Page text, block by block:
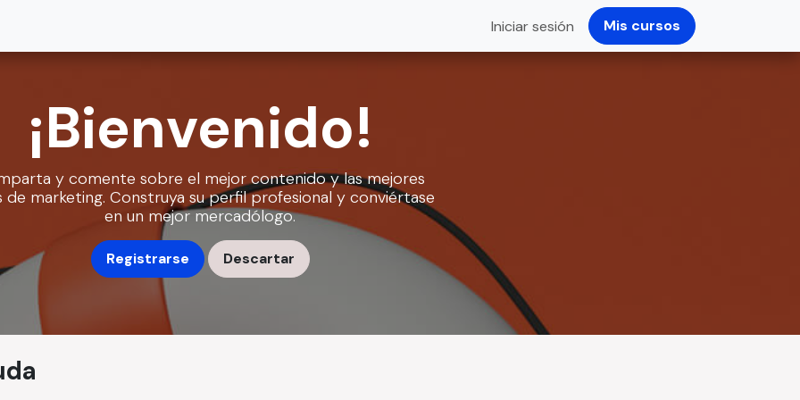
Iniciar sesión Mis cursos
¡Bienvenido!
y comente sobre el mejor contenido y las mejores
de marketing. Construya su perfil profesional y conviértase
en un mejor mercadólogo.
Registrarse Descartar